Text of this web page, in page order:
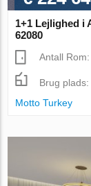
1+1 Lejlighed i
62080
Antall
Brug
Motto Turkey